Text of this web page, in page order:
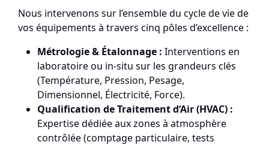
Nous intervenons sur l’ensemble du cycle de vie de
vos équipements à travers cinq pôles d’excellence :
Métrologie & Étalonnage : Interventions en
laboratoire ou in-situ sur les grandeurs clés
(Température, Pression, Pesage,
Dimensionnel, Électricité, Force).
Qualification de Traitement d’Air (HVAC) :
Expertise dédiée aux zones à atmosphère
contrôlée (comptage particulaire, tests